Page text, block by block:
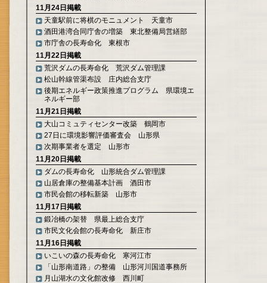
11月24日掲載
天童駅前に将棋のモニュメント 天童市
酒田港湾合同庁舎の増築 東北整備局営繕部
市庁舎の長寿命化 東根市
11月22日掲載
荒沢ダムの長寿命化 荒沢ダム管理課
松山幹線管渠布設 庄内総合支庁
後期エネルギー政策推進プログラム 県環境エ
ネルギー部
11月21日掲載
大山コミュティセンター改築 鶴岡市
27日に環境影響評価審査会 山形県
次期事業者を選定 山形市
11月20日掲載
ダムの長寿命化 山形統合ダム管理課
山居倉庫の整備基本計画 酒田市
市民会館の移転新築 山形市
11月17日掲載
鍛冶橋の架替 県最上総合支庁
市民文化会館の長寿命化 新庄市
11月16日掲載
いこいの森の長寿命化 寒河江市
「山形南道路」の整備 山形河川国道事務所
月山湖水の文化館改修 西川町